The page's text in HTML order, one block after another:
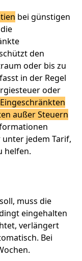
bei günstigen
den
oder bis zu
in der Regel
oder
außer Steuern
jedem Tarif,
helfen.
muss die
eingehalten
verlängert
Bei